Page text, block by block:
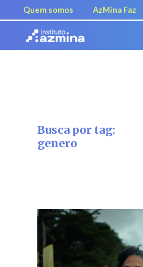
Quem somos AzMina Faz
Busca por tag:
genero